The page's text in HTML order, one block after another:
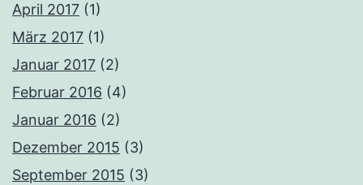
April 2017 (1)
März 2017 (1)
Januar 2017 (2)
Februar 2016 (4)
Januar 2016 (2)
Dezember 2015 (3)
September 2015 (3)